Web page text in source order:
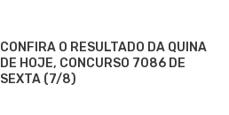
CONFIRA O RESULTADO DA QUINA
DE HOJE, CONCURSO 7086 DE
SEXTA (7/8)